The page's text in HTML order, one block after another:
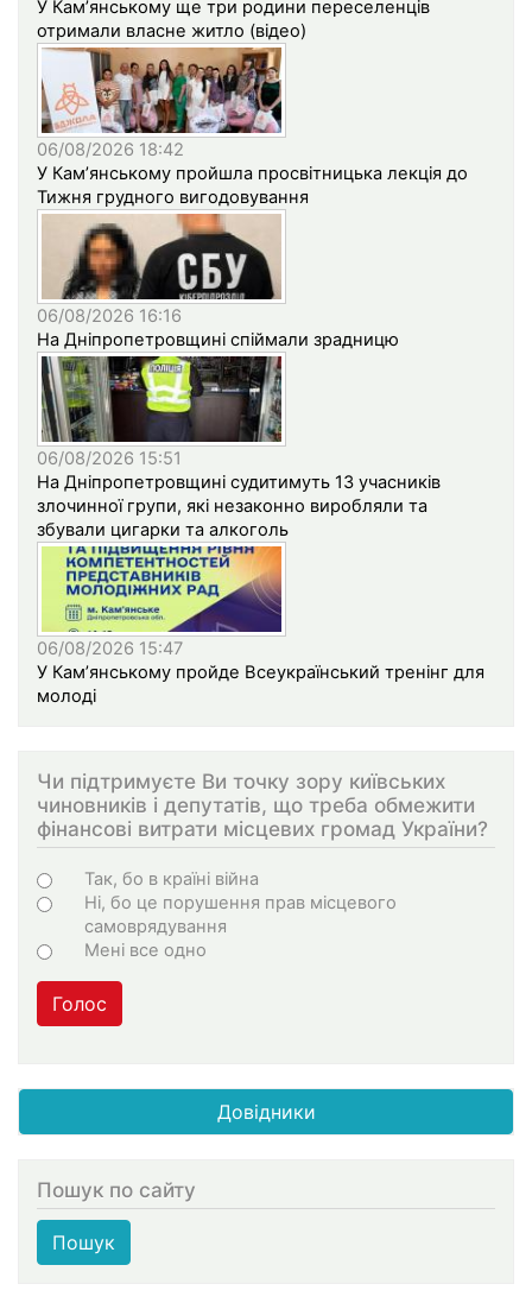
У Кам’янському ще три родини переселенців
отримали власне житло (відео)
06/08/2026 18:42
У Кам’янському пройшла просвітницька лекція до
Тижня грудного вигодовування
06/08/2026 16:16
На Дніпропетровщині спіймали зрадницю
06/08/2026 15:51
На Дніпропетровщині судитимуть 13 учасників
злочинної групи, які незаконно виробляли та
збували цигарки та алкоголь
06/08/2026 15:47
У Кам’янському пройде Всеукраїнський тренінг для
молоді
Чи підтримуєте Ви точку зору київських
чиновників і депутатів, що треба обмежити
фінансові витрати місцевих громад України?
Варіанти
Так, бо в країні війна
Ні, бо це порушення прав місцевого
самоврядування
Мені все одно
Голос
Довідники
Пошук по сайту
Пошук